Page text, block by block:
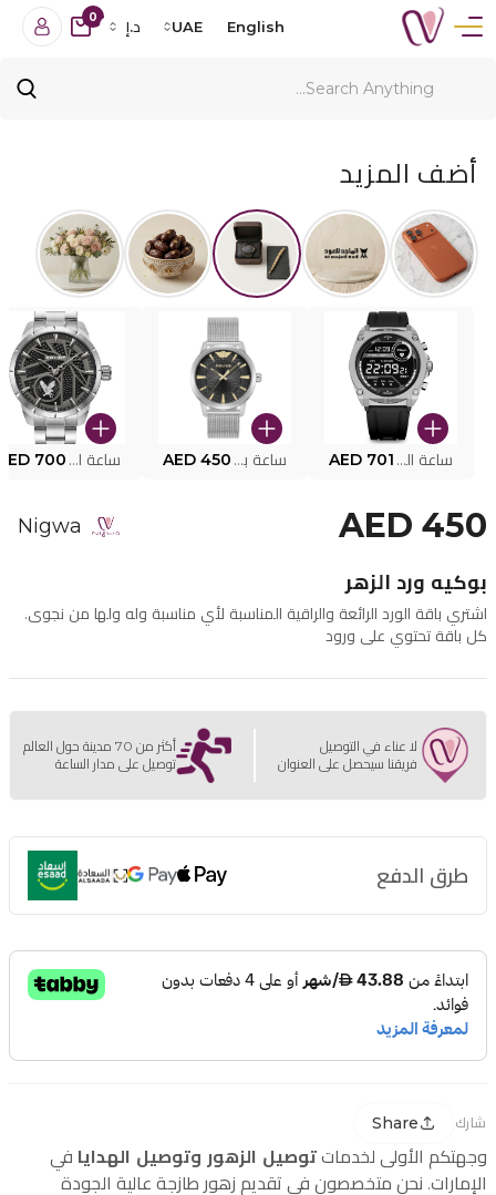
English
UAE د.إ
0
أضف المزيد
ساعة البوليس الذكية MY.AVATAR PEIUN0000101 AED 701 ساعة بوليس للرجال PEWJG0005002 AED 450 ساعة البوليس PEWJG2227302 700
AED 450
Nigwa
بوكيه ورد الزهر
اشتري باقة الورد الرائعة والراقية المناسبة لأي مناسبة وله ولها من نجوى.
كل باقة تحتوي على ورود
لا عناء في التوصيل
فريقنا سيحصل على العنوان
أكثر من 70 مدينة حول العالم
توصيل على مدار الساعة
طرق الدفع
شارك Share
وجهتكم الأولى لخدمات توصيل الزهور وتوصيل الهدايا في
الإمارات. نحن متخصصون في تقديم زهور طازجة عالية الجودة